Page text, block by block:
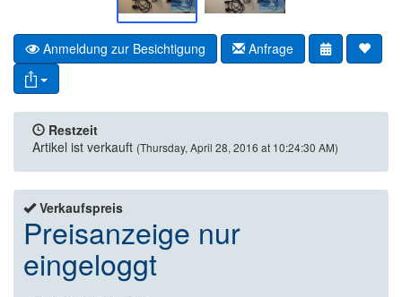
Anmeldung zur Besichtigung Anfrage
Restzeit
Artikel ist verkauft (Thursday, April 28, 2016 at 10:24:30 AM)
Verkaufspreis
Preisanzeige nur
eingeloggt